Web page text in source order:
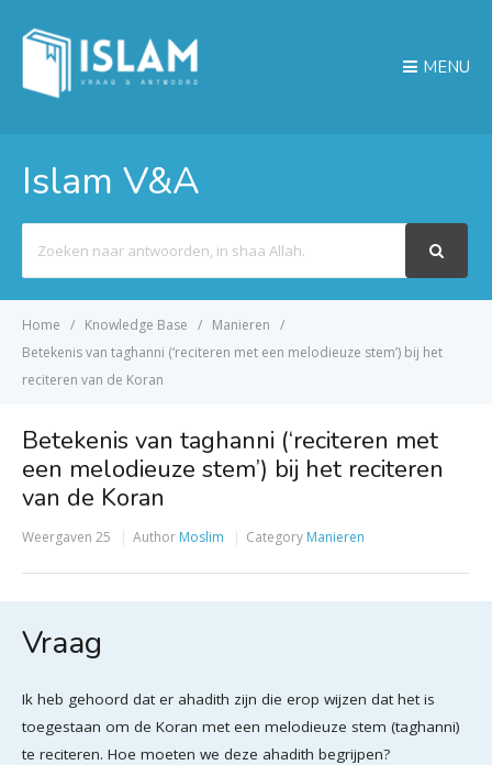
MENU
Islam V&A
For
Home Knowledge Base
Manieren
Betekenis van taghanni (‘reciteren met een melodieuze stem’) bij het
reciteren van de Koran
Betekenis van taghanni (‘reciteren met
een melodieuze stem’) bij het reciteren
van de Koran
Weergaven 25 Author Moslim Category Manieren
Vraag
Ik heb gehoord dat er ahadith zijn die erop wijzen dat het is
toegestaan om de Koran met een melodieuze stem (taghanni)
te reciteren. Hoe moeten we deze ahadith begrijpen?